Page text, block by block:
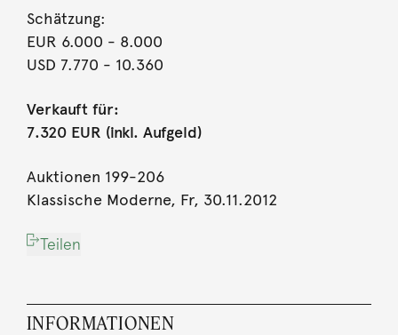
Schätzung:
EUR 6.000 - 8.000
USD 7.770 - 10.360
Verkauft für:
7.320 EUR (inkl. Aufgeld)
Auktionen 199-206
Klassische Moderne, Fr, 30.11.2012
Teilen
INFORMATIONEN